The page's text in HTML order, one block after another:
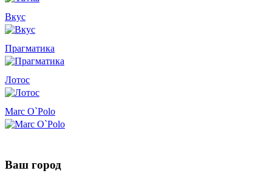
Вкус
Прагматика
Лотос
Marc O`Polo
Ваш город